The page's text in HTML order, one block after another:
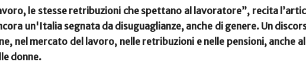
le stesse retribuzioni che spettano al lavoratore”, recita
un'Italia segnata da disuguaglianze, anche di genere. Un
nel mercato del lavoro, nelle retribuzioni e nelle pensioni, anche
donne.